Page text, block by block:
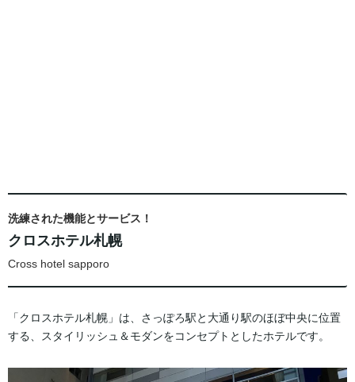
洗練された機能とサービス！
クロスホテル札幌
Cross hotel sapporo
「クロスホテル札幌」は、さっぽろ駅と大通り駅のほぼ中央に位置
する、スタイリッシュ＆モダンをコンセプトとしたホテルです。